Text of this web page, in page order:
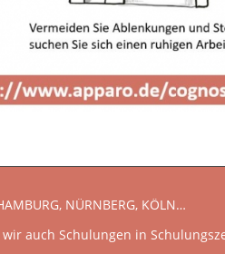
NÜRNBERG, KÖLN…
auch Schulungen in